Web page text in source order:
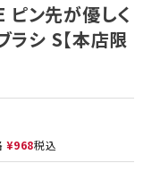
ピン先が優しく
ラシ S【本店限
¥968税込